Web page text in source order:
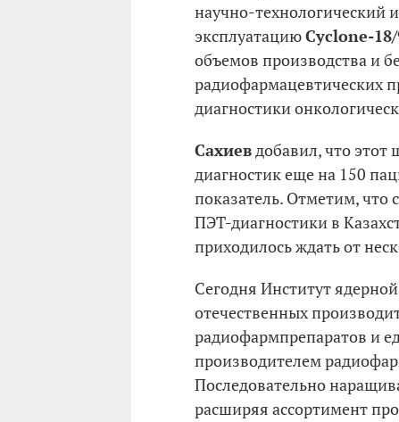
научно-технологический
эксплуатациюCyclone-
объемов производства и
радиофармацевтических
диагностики
Сахиевдобавил, что этот
диагностик еще на 150
показатель. Отметим, что
ПЭТ-диагностики в
приходилось ждать от
Сегодня Институт
отечественных
радиофармпрепаратов и
производителем
Последовательно
расширяя ассортимент